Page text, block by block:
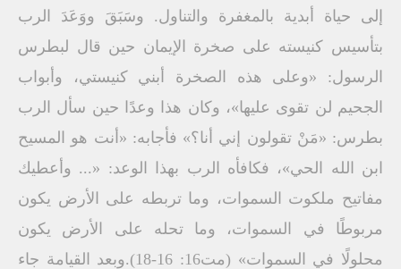
إلى حياة أبدية بالمغفرة والتناول. وسَبَقَ ووَعَدَ الرب
بتأسيس كنيسته على صخرة الإيمان حين قال لبطرس
الرسول: «وعلى هذه الصخرة أبني كنيستي، وأبواب
الجحيم لن تقوى عليها»، وكان هذا وعدًا حين سأل الرب
بطرس: «مَنْ تقولون إني أنا؟» فأجابه: «أنت هو المسيح
ابن الله الحي»، فكافأه الرب بهذا الوعد: «... وأعطيك
مفاتيح ملكوت السموات، وما تربطه على الأرض يكون
مربوطًا في السموات، وما تحله على الأرض يكون
محلولًا في السموات» (مت16: 16-18).وبعد القيامة جاء